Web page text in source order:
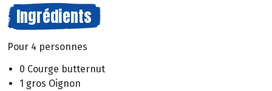
Ingrédients
Pour 4 personnes
0 Courge butternut
1 gros Oignon